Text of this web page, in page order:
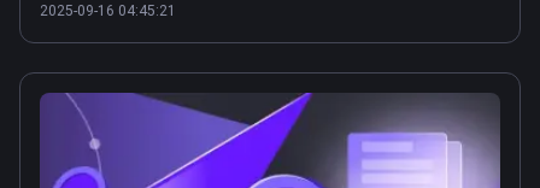
2025-09-16 04:45:21